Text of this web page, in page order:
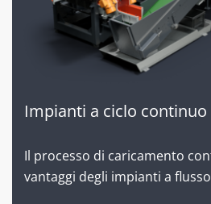
Impianti a ciclo continuo
Il processo di caricamento
vantaggi degli impianti a